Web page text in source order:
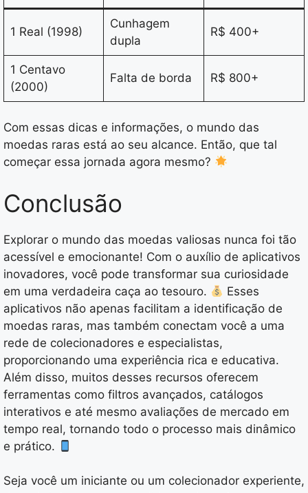
1 Real (1998)
Cunhagem
dupla
R$ 400+
1 Centavo
(2000)
Falta de borda R$ 800+
Com essas dicas e informações, o mundo das
moedas raras está ao seu alcance. Então, que tal
começar essa jornada agora mesmo?
Conclusão
Explorar o mundo das moedas valiosas nunca foi tão
acessível e emocionante! Com o auxílio de aplicativos
inovadores, você pode transformar sua curiosidade
em uma verdadeira caça ao tesouro.
Esses
aplicativos não apenas facilitam a identificação de
moedas raras, mas também conectam você a uma
rede de colecionadores e especialistas,
proporcionando uma experiência rica e educativa.
Além disso, muitos desses recursos oferecem
ferramentas como filtros avançados, catálogos
interativos e até mesmo avaliações de mercado em
tempo real, tornando todo o processo mais dinâmico
e prático.
Seja você um iniciante ou um colecionador experiente,